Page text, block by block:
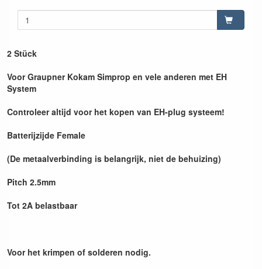
2 Stück
Voor Graupner Kokam Simprop en vele anderen met EH
System
Controleer altijd voor het kopen van EH-plug systeem!
Batterijzijde Female
(De metaalverbinding is belangrijk, niet de behuizing)
Pitch 2.5mm
Tot 2A belastbaar
Voor het krimpen of solderen nodig.